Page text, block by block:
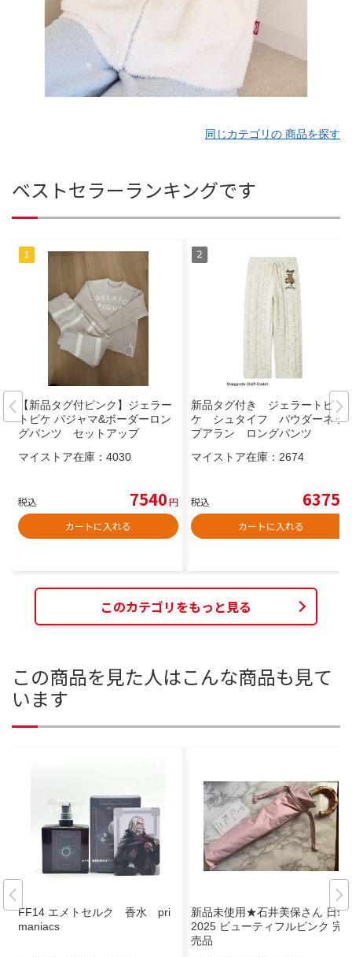
同じカテゴリの 商品を探す
ベストセラーランキングです
【新品タグ付ピンク】ジェラー
トピケ パジャマ&ボーダーロン
グパンツ セットアップ
マイストア在庫： 4030
税込 7540円
カートに入れる
新品タグ付き ジェラートピ
ケ シュタイフ パウダーネッ
プアラン ロングパンツ
マイストア在庫： 2674
税込 6375
カートに入れる
このカテゴリをもっと見る
この商品を見た人はこんな商品も見て
います
FF14 エメトセルク 香水 pri
maniacs
新品未使用★石井美保さん 日傘
2025 ビューティフルピンク 完
売品